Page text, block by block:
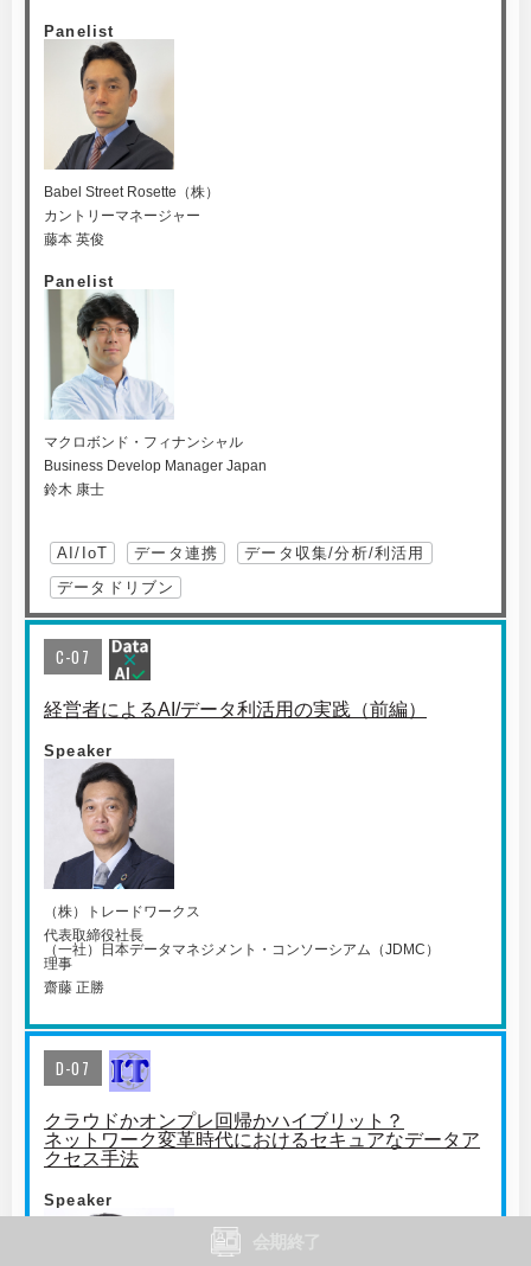
Panelist
Babel Street Rosette（株）
カントリーマネージャー
藤本 英俊
Panelist
マクロボンド・フィナンシャル
Business Develop Manager Japan
鈴木 康士
AI/IoT データ連携
データ収集/分析/利活用
データドリブン
C-07
経営者によるAI/データ利活用の実践（前編）
Speaker
（株）トレードワークス
代表取締役社長
（一社）日本データマネジメント・コンソーシアム（JDMC）
理事
齋藤 正勝
D-07
クラウドかオンプレ回帰かハイブリット？
ネットワーク変革時代におけるセキュアなデータア
クセス手法
Speaker